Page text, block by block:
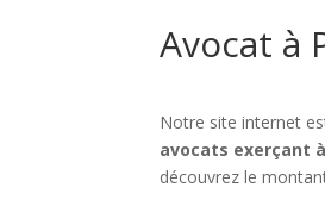
Avocat à
Notre site internet
avocats exerçant
découvrez le